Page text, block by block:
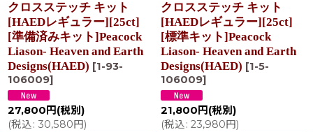
クロスステッチ キット
[HAEDレギュラー][25ct]
[準備済みキット]Peacock
Liason- Heaven and Earth
Designs(HAED) [1-93-
106009]
27,800 円 (税別)
(税込: 30,580円)
クロスステッチ キット
[HAEDレギュラー][25ct]
[標準キット]Peacock
Liason- Heaven and Earth
Designs(HAED) [1-5-
106009]
21,800 円 (税別)
(税込: 23,980円)